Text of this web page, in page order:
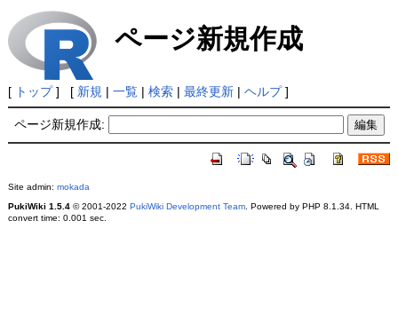
ページ新規作成
[ トップ] [ 新規 | 一覧| 検索| 最終更新| ヘルプ]
ページ新規作成:
Site admin: mokada
PukiWiki 1.5.4© 2001-2022 PukiWiki Development Team. Powered by PHP 8.1.34. HTML
convert time: 0.001 sec.